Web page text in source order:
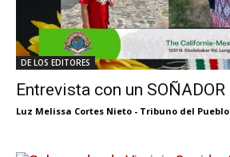
DE LOS EDITORES
Entrevista con un SOÑADOR
Luz Melissa Cortes Nieto - Tribuno del Pueblo